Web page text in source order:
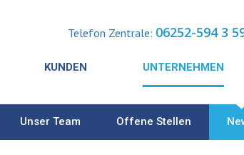
Telefon Zentrale: 06252-594 3
KUNDEN UNTERNEHMEN
Unser Team Offene Stellen